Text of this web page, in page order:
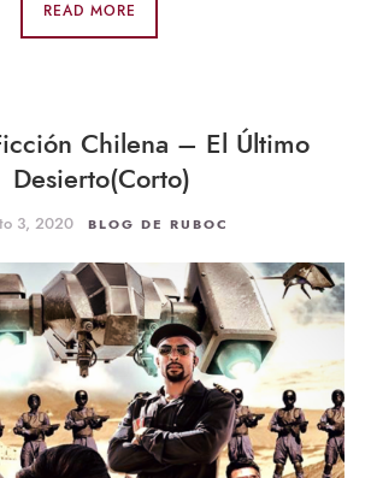
READ MORE
Chilena – El Último
Desierto(Corto)
3, 2020 BLOG DE RUBOC